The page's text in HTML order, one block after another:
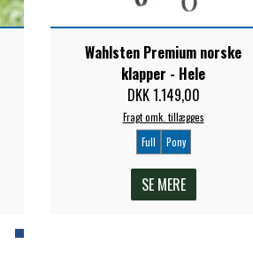
Wahlsten Premium norske
klapper - Hele
DKK 1.149,00
Fragt omk. tillægges
Full
Pony
SE MERE